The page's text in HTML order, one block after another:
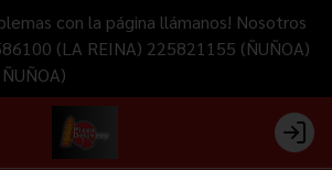
con la página llámanos! Nosotros
(LA REINA) 225821155 (ÑUÑOA)
Login